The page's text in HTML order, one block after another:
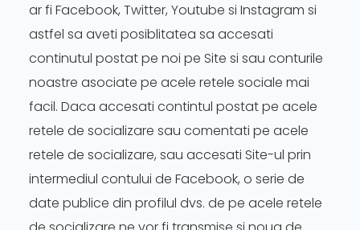
ar fi Facebook, Twitter, Youtube si Instagram si
astfel sa aveti posiblitatea sa accesati
continutul postat pe noi pe Site si sau conturile
noastre asociate pe acele retele sociale mai
facil. Daca accesati contintul postat pe acele
retele de socializare sau comentati pe acele
retele de socializare, sau accesati Site-ul prin
intermediul contului de Facebook, o serie de
date publice din profilul dvs. de pe acele retele